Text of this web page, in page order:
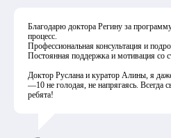
Благодарю доктора Регину за
процесс.
Профессиональная консультация и
Постоянная поддержка и мотивация со
Доктор Руслана и куратор Алины, я
—10 не голодая, не напрягаясь. Всегда
ребята!